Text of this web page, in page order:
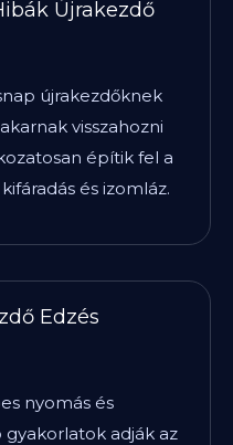
Újrakezdő
újrakezdőknek
visszahozni
építik fel a
és izomláz.
Edzés
nyomás és
gyakorlatok adják az